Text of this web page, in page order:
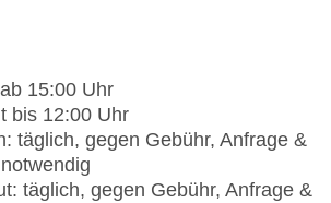
15:00 Uhr
bis 12:00 Uhr
täglich, gegen Gebühr, Anfrage &
täglich, gegen Gebühr, Anfrage &